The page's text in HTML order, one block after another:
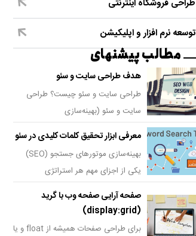
طراحی فروشگاه اینترنتی
توسعه نرم افزار و اپلیکیشن
مطالب پیشنهای
هدف طراحی سایت و سئو
طراحی سایت و سئو چیست؟ طراحی
سایت و سئو (بهینه‌سازی
معرفی ابزار تحقیق کلمات کلیدی در سئو
بهینه‌سازی موتورهای جستجو (SEO)
یکی از اجزای مهم هر استراتژی
صفحه آرایی صفحه وب با گرید
(display:grid)
برای طراحی صفحات همیشه از float و یا